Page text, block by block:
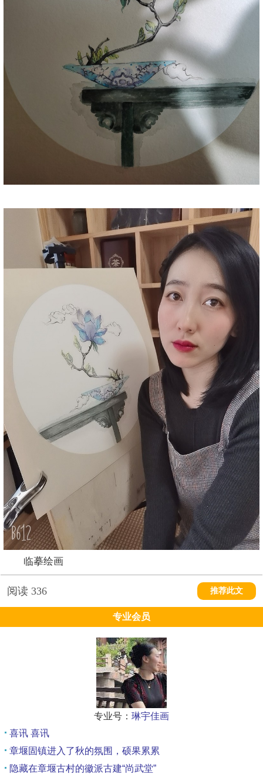
临摹绘画
阅读 336 推荐此文
专业会员
专业号： 琳宇佳画
喜讯 喜讯
章堰固镇进入了秋的氛围，硕果累累
隐藏在章堰古村的徽派古建“尚武堂”